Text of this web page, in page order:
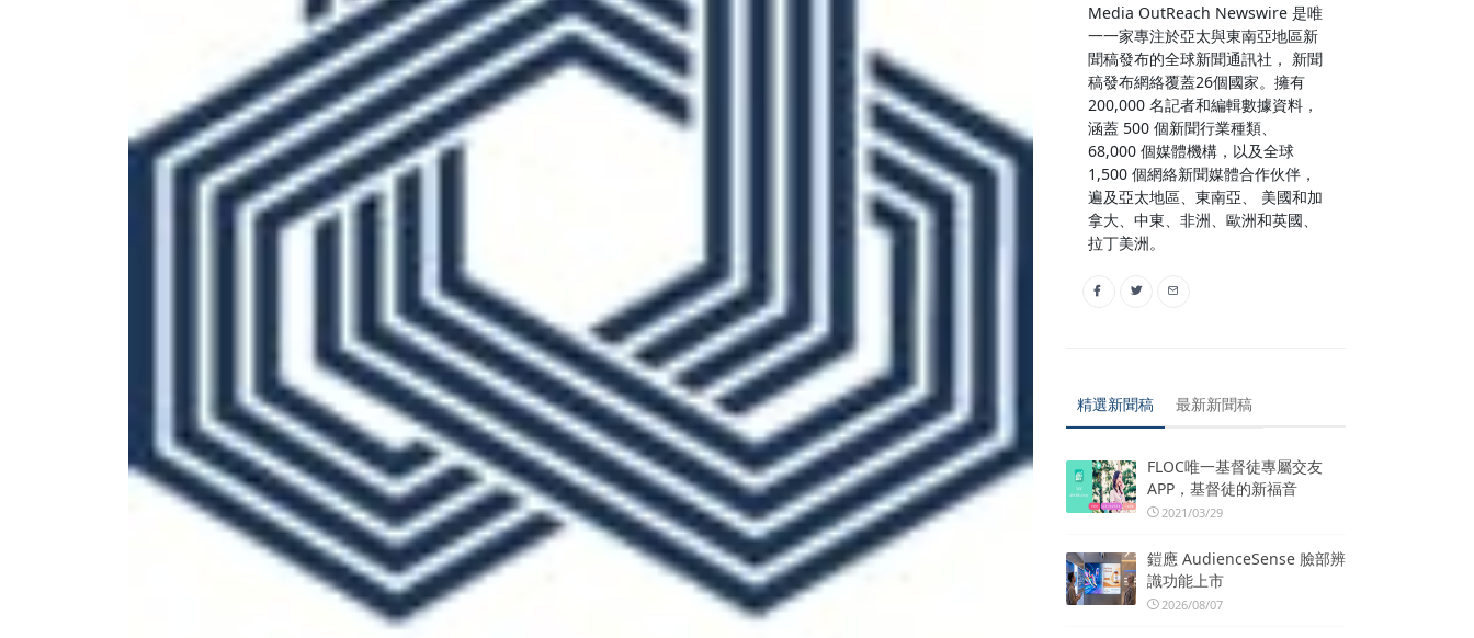
Media OutReach Newswire 是唯
一一家專注於亞太與東南亞地區新
聞稿發布的全球新聞通訊社， 新聞
稿發布網絡覆蓋26個國家。擁有
200,000 名記者和編輯數據資料，
涵蓋 500 個新聞行業種類、
68,000 個媒體機構，以及全球
1,500 個網絡新聞媒體合作伙伴，
遍及亞太地區、東南亞、 美國和加
拿大、中東、非洲、歐洲和英國、
拉丁美洲。
精選新聞稿 最新新聞稿
FLOC唯一基督徒專屬交友
APP，基督徒的新福音
2021/03/29
鎧應 AudienceSense 臉部辨
識功能上市
2026/08/07